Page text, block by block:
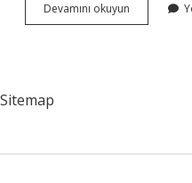
Devamını okuyun
Aracı
Sitemap